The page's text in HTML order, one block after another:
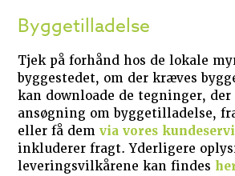
Byggetilladelse
Tjek på forhånd hos de lokale
byggestedet, om der kræves
kan downloade de tegninger,
ansøgning om byggetilladelse,
eller få dem via vores
inkluderer fragt. Yderligere
leveringsvilkårene kan findes